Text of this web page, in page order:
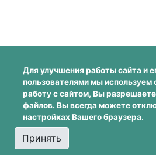
Для улучшения работы сайта и
пользователями мы
работу с сайтом, Вы
файлов. Вы всегда можете
настройках Вашего браузера.
Принять